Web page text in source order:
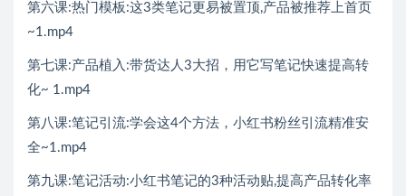
第六课:热门模板:这3类笔记更易被置顶,产品被推荐上首页
~1.mp4
第七课:产品植入:带货达人3大招，用它写笔记快速提高转
化~ 1.mp4
第八课:笔记引流:学会这4个方法，小红书粉丝引流精准安
全~1.mp4
第九课:笔记活动:小红书笔记的3种活动贴,提高产品转化率